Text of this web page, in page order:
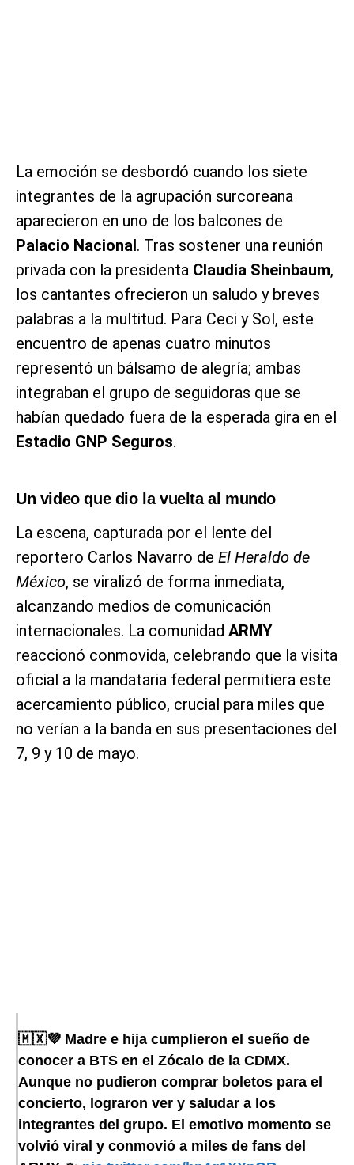
La emoción se desbordó cuando los siete
integrantes de la agrupación surcoreana
aparecieron en uno de los balcones de
Palacio Nacional. Tras sostener una reunión
privada con la presidenta Claudia Sheinbaum,
los cantantes ofrecieron un saludo y breves
palabras a la multitud. Para Ceci y Sol, este
encuentro de apenas cuatro minutos
representó un bálsamo de alegría; ambas
integraban el grupo de seguidoras que se
habían quedado fuera de la esperada gira en el
Estadio GNP Seguros.
Un video que dio la vuelta al mundo
La escena, capturada por el lente del
reportero Carlos Navarro de El Heraldo de
México, se viralizó de forma inmediata,
alcanzando medios de comunicación
internacionales. La comunidad ARMY
reaccionó conmovida, celebrando que la visita
oficial a la mandataria federal permitiera este
acercamiento público, crucial para miles que
no verían a la banda en sus presentaciones del
7, 9 y 10 de mayo.
🇲🇽💜 Madre e hija cumplieron el sueño de
conocer a BTS en el Zócalo de la CDMX.
Aunque no pudieron comprar boletos para el
concierto, lograron ver y saludar a los
integrantes del grupo. El emotivo momento se
volvió viral y conmovió a miles de fans del